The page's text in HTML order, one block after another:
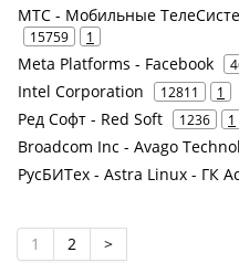
МТС - Мобильные
15759 1
Meta Platforms - Facebook
Intel Corporation 12811 1
Ред Софт - Red Soft 1236 1
Broadcom Inc - Avago
РусБИТех - Astra Linux - ГК
1 2 >